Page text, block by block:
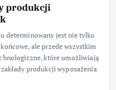
produkcji
determinowany jest nie tylko
ale przede wszystkim
które umożliwiają
produkcji wyposażenia